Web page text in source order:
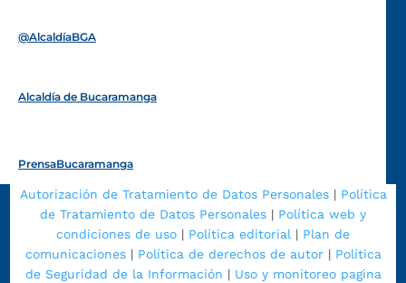
@AlcaldíaBGA
Alcaldía de Bucaramanga
PrensaBucaramanga
Autorización de Tratamiento de Datos Personales| Política
de Tratamiento de Datos Personales | Política web y
condiciones de uso | Política editorial | Plan de
comunicaciones| Política de derechos de autor| Política
de Seguridad de la Información | Uso y monitoreo pagina